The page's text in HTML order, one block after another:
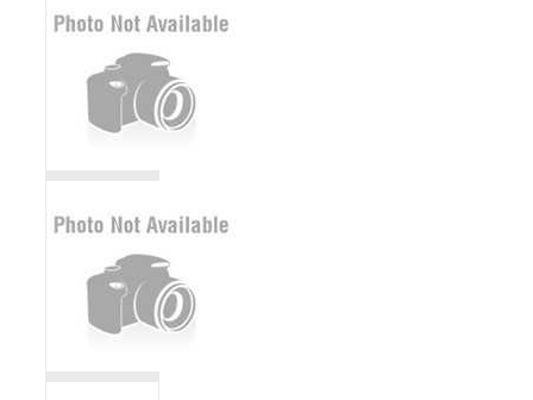
Poêles et chaudières
Conduit de fumées